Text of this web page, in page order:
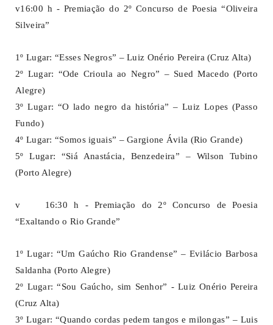
v16:00 h - Premiação do 2º Concurso de Poesia “Oliveira
Silveira”
1º Lugar: “Esses Negros” – Luiz Onério Pereira (Cruz Alta)
2º Lugar: “Ode Crioula ao Negro” – Sued Macedo (Porto
Alegre)
3º Lugar: “O lado negro da história” – Luiz Lopes (Passo
Fundo)
4º Lugar: “Somos iguais” – Gargione Ávila (Rio Grande)
5º Lugar: “Siá Anastácia, Benzedeira” – Wilson Tubino
(Porto Alegre)
v 16:30 h - Premiação do 2º Concurso de Poesia
“Exaltando o Rio Grande”
1º Lugar: “Um Gaúcho Rio Grandense” – Evilácio Barbosa
Saldanha (Porto Alegre)
2º Lugar: “Sou Gaúcho, sim Senhor” - Luiz Onério Pereira
(Cruz Alta)
3º Lugar: “Quando cordas pedem tangos e milongas” – Luis